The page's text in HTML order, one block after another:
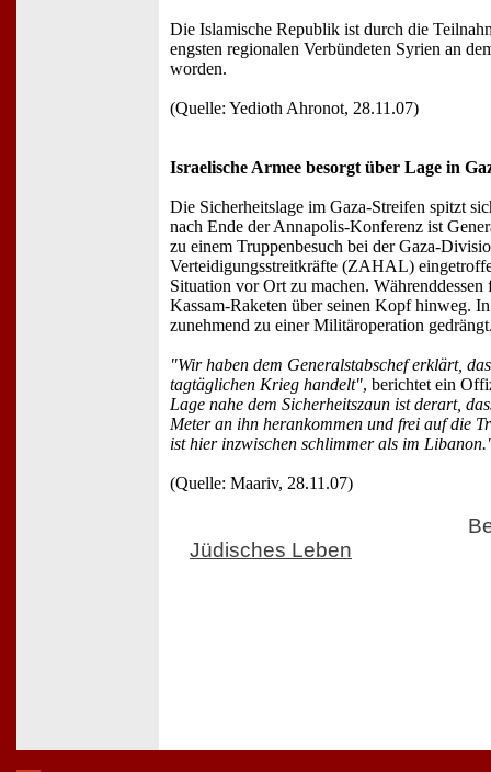
Die Islamische Republik ist durch die
engsten regionalen Verbündeten Syrien an
worden.
(Quelle: Yedioth Ahronot, 28.11.07)
Israelische Armee besorgt über Lage in
Die Sicherheitslage im Gaza-Streifen spitzt
nach Ende der Annapolis-Konferenz ist
zu einem Truppenbesuch bei der Gaza-
Verteidigungsstreitkräfte (ZAHAL)
Situation vor Ort zu machen.
Kassam-Raketen über seinen Kopf hinweg.
zunehmend zu einer Militäroperation
"Wir haben dem Generalstabschef erklärt,
tagtäglichen Krieg handelt", berichtet ein
Lage nahe dem Sicherheitszaun ist derart,
Meter an ihn herankommen und frei auf die
ist hier inzwischen schlimmer als im
(Quelle: Maariv, 28.11.07)
Jüdisches Leben